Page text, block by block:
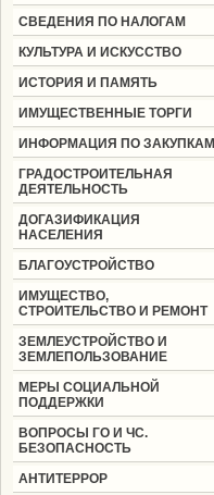
СВЕДЕНИЯ ПО НАЛОГАМ
КУЛЬТУРА И ИСКУССТВО
ИСТОРИЯ И ПАМЯТЬ
ИМУЩЕСТВЕННЫЕ ТОРГИ
ИНФОРМАЦИЯ ПО ЗАКУПКАМ
ГРАДОСТРОИТЕЛЬНАЯ
ДЕЯТЕЛЬНОСТЬ
ДОГАЗИФИКАЦИЯ
НАСЕЛЕНИЯ
БЛАГОУСТРОЙСТВО
ИМУЩЕСТВО,
СТРОИТЕЛЬСТВО И РЕМОНТ
ЗЕМЛЕУСТРОЙСТВО И
ЗЕМЛЕПОЛЬЗОВАНИЕ
МЕРЫ СОЦИАЛЬНОЙ
ПОДДЕРЖКИ
ВОПРОСЫ ГО И ЧС.
БЕЗОПАСНОСТЬ
АНТИТЕРРОР